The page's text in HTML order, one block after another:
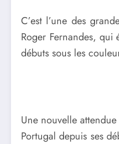
C’est l’une des
Roger Fernandes,
débuts sous les
Une nouvelle
Portugal depuis ses